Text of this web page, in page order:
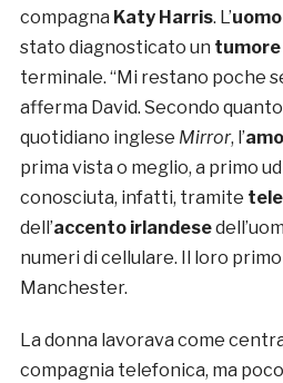
compagna Katy Harris. L’uomo
stato diagnosticato un tumore
terminale. “Mi restano poche
afferma David. Secondo
quotidiano inglese Mirror, l’
prima vista o meglio, a primo
conosciuta, infatti, tramite
dell’accento irlandese
numeri di cellulare. Il loro
Manchester.
La donna lavorava come
compagnia telefonica, ma